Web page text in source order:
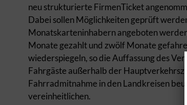
neu strukturierte FirmenTicket
Dabei sollen Möglichkeiten geprüft
Monatskarteninhabern angeboten
Monate gezahlt und zwölf Monate
wiederspiegeln, so die Auffassung des
Fahrgäste außerhalb der
Fahrradmitnahme in den Landkreisen
vereinheitlichen.